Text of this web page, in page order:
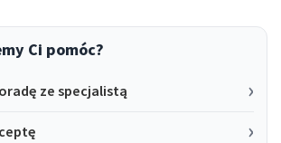
Ci pomóc?
ze specjalistą